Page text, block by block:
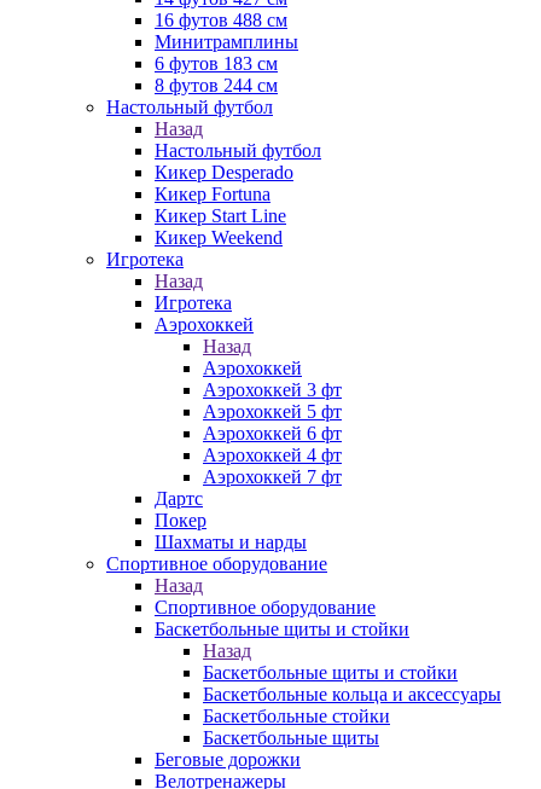
16 футов 488 см
Минитрамплины
6 футов 183 см
8 футов 244 см
Настольный футбол
Назад
Настольный футбол
Кикер Desperado
Кикер Fortuna
Кикер Start Line
Кикер Weekend
Игротека
Назад
Игротека
Аэрохоккей
Назад
Аэрохоккей
Аэрохоккей 3 фт
Аэрохоккей 5 фт
Аэрохоккей 6 фт
Аэрохоккей 4 фт
Аэрохоккей 7 фт
Дартс
Покер
Шахматы и нарды
Спортивное оборудование
Назад
Спортивное оборудование
Баскетбольные щиты и стойки
Назад
Баскетбольные щиты и стойки
Баскетбольные кольца и аксессуары
Баскетбольные стойки
Баскетбольные щиты
Беговые дорожки
Велотренажеры